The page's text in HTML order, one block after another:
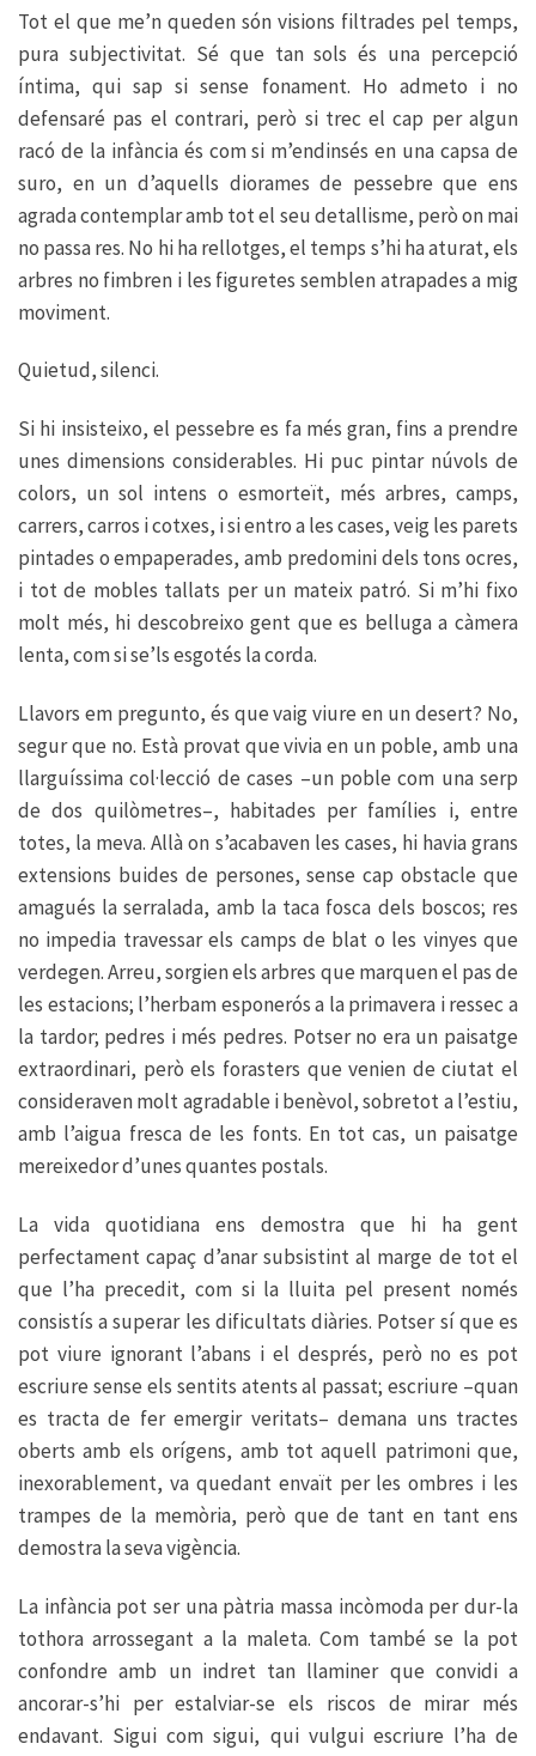
Tot el que me’n queden són visions filtrades pel temps,
pura subjectivitat. Sé que tan sols és una percepció
íntima, qui sap si sense fonament. Ho admeto i no
defensaré pas el contrari, però si trec el cap per algun
racó de la infància és com si m’endinsés en una capsa de
suro, en un d’aquells diorames de pessebre que ens
agrada contemplar amb tot el seu detallisme, però on mai
no passa res. No hi ha rellotges, el temps s’hi ha aturat, els
arbres no fimbren i les figuretes semblen atrapades a mig
moviment.
Quietud, silenci.
Si hi insisteixo, el pessebre es fa més gran, fins a prendre
unes dimensions considerables. Hi puc pintar núvols de
colors, un sol intens o esmorteït, més arbres, camps,
carrers, carros i cotxes, i si entro a les cases, veig les parets
pintades o empaperades, amb predomini dels tons ocres,
i tot de mobles tallats per un mateix patró. Si m’hi fixo
molt més, hi descobreixo gent que es belluga a càmera
lenta, com si se’ls esgotés la corda.
Llavors em pregunto, és que vaig viure en un desert? No,
segur que no. Està provat que vivia en un poble, amb una
llarguíssima col·lecció de cases –un poble com una serp
de dos quilòmetres–, habitades per famílies i, entre
totes, la meva. Allà on s’acabaven les cases, hi havia grans
extensions buides de persones, sense cap obstacle que
amagués la serralada, amb la taca fosca dels boscos; res
no impedia travessar els camps de blat o les vinyes que
verdegen. Arreu, sorgien els arbres que marquen el pas de
les estacions; l’herbam esponerós a la primavera i ressec a
la tardor; pedres i més pedres. Potser no era un paisatge
extraordi­nari, però els forasters que venien de ciutat el
consideraven molt agradable i benèvol, sobretot a l’estiu,
amb l’aigua fresca de les fonts. En tot cas, un paisatge
mereixedor d’unes quantes postals.
La vida quotidiana ens demostra que hi ha gent
perfectament capaç d’anar subsistint al marge de tot el
que l’ha precedit, com si la lluita pel present només
consistís a superar les dificultats diàries. Potser sí que es
pot viure ignorant l’abans i el després, però no es pot
escriure sense els sentits atents al passat; escriure –quan
es tracta de fer emergir veritats– demana uns tractes
oberts amb els orígens, amb tot aquell patrimoni que,
inexorablement, va quedant envaït per les ombres i les
trampes de la memòria, però que de tant en tant ens
demostra la seva vigència.
La infància pot ser una pàtria massa incòmoda per dur-la
tothora arrossegant a la maleta. Com també se la pot
confondre amb un indret tan llaminer que convidi a
ancorar-s’hi per estalviar-se els riscos de mirar més
endavant. Sigui com sigui, qui vulgui escriure l’ha de